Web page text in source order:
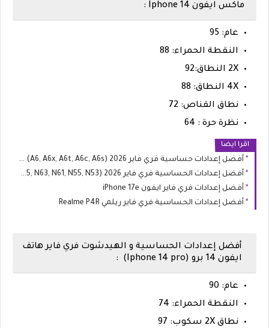
ماكس ايفون 14 Iphone :
عام: 95
النقطة الحمراء: 88
2X النطاق:92
4X النطاق: 88
نطاق القناص: 72
نظرة حرة : 64
اقرا ايضا
أفضل إعدادات حساسية فري فاير 2026 Oppo A6 (A6, A6x, A6t, A6c, A6s)
أفضل إعدادات الحساسية فري فاير 2026 Realme Narzo (N65, N63, N61, N55, N53)
أفضل إعدادات فري فاير ايفون iPhone 17e
أفضل إعدادات الحساسية فري فاير ريلمي Realme P4R
أفضل إعدادات الحساسية و الهيدشوت فري فاير هاتف
ايفون 14 برو (Iphone 14 pro) :
عام: 90
النقطة الحمراء: 74
نطاق 2X سكوب: 97